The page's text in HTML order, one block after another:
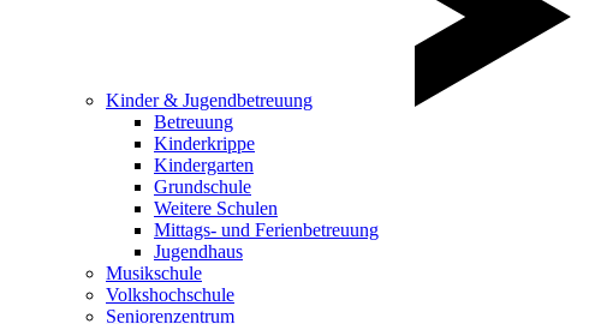
Kinder & Jugendbetreuung
Betreuung
Kinderkrippe
Kindergarten
Grundschule
Weitere Schulen
Mittags- und Ferienbetreuung
Jugendhaus
Musikschule
Volkshochschule
Seniorenzentrum